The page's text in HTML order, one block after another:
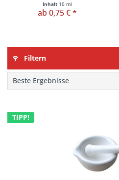
Inhalt 10 ml
ab 0,75 € *
Filtern
TIPP!